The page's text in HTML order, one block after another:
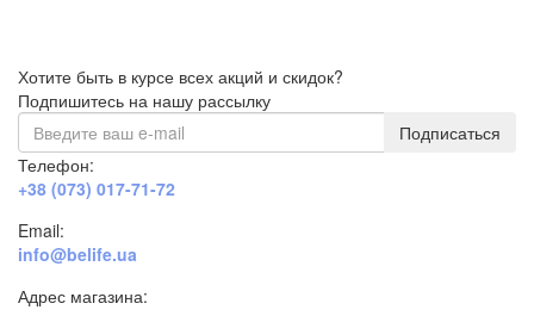
Хотите быть в курсе всех акций и скидок?
Подпишитесь на нашу рассылку
Подписаться
Телефон:
+38 (073) 017-71-72
Email:
info@belife.ua
Адрес магазина: